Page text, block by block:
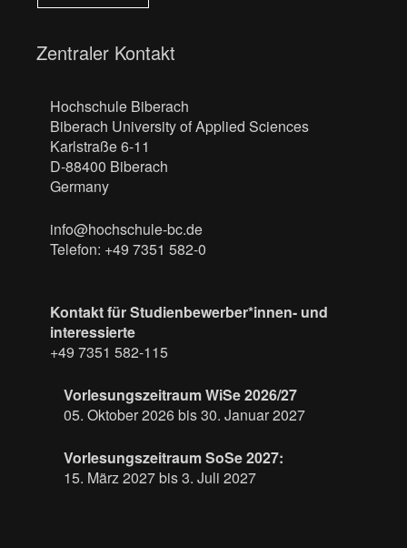
Zentraler Kontakt
Hochschule Biberach
Biberach University of Applied Sciences
Karlstraße 6-11
D-88400 Biberach
Germany
info@hochschule-bc.de
Telefon: +49 7351 582-0
Kontakt für Studienbewerber*innen- und
interessierte
+49 7351 582-115
Vorlesungszeitraum WiSe 2026/27
05. Oktober 2026 bis 30. Januar 2027
Vorlesungszeitraum SoSe 2027:
15. März 2027 bis 3. Juli 2027